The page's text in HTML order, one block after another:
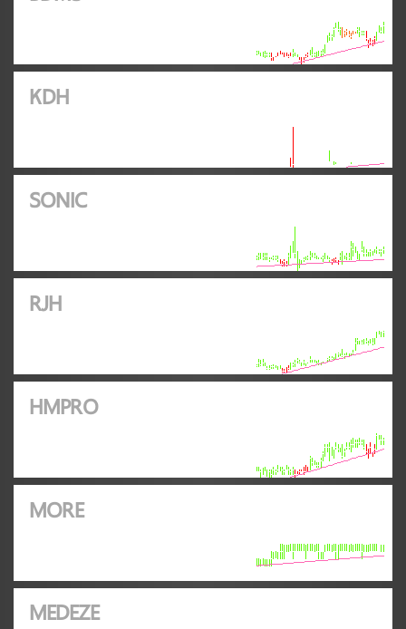
KDH
SONIC
RJH
HMPRO
MORE
MEDEZE